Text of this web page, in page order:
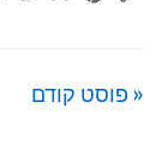
« פוסט קודם